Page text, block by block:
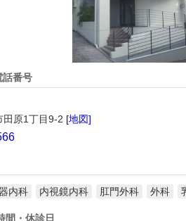
話番号
田原1丁目9-2 [地図]
内科 内視鏡内科 肛門外科 外科
間・休診日